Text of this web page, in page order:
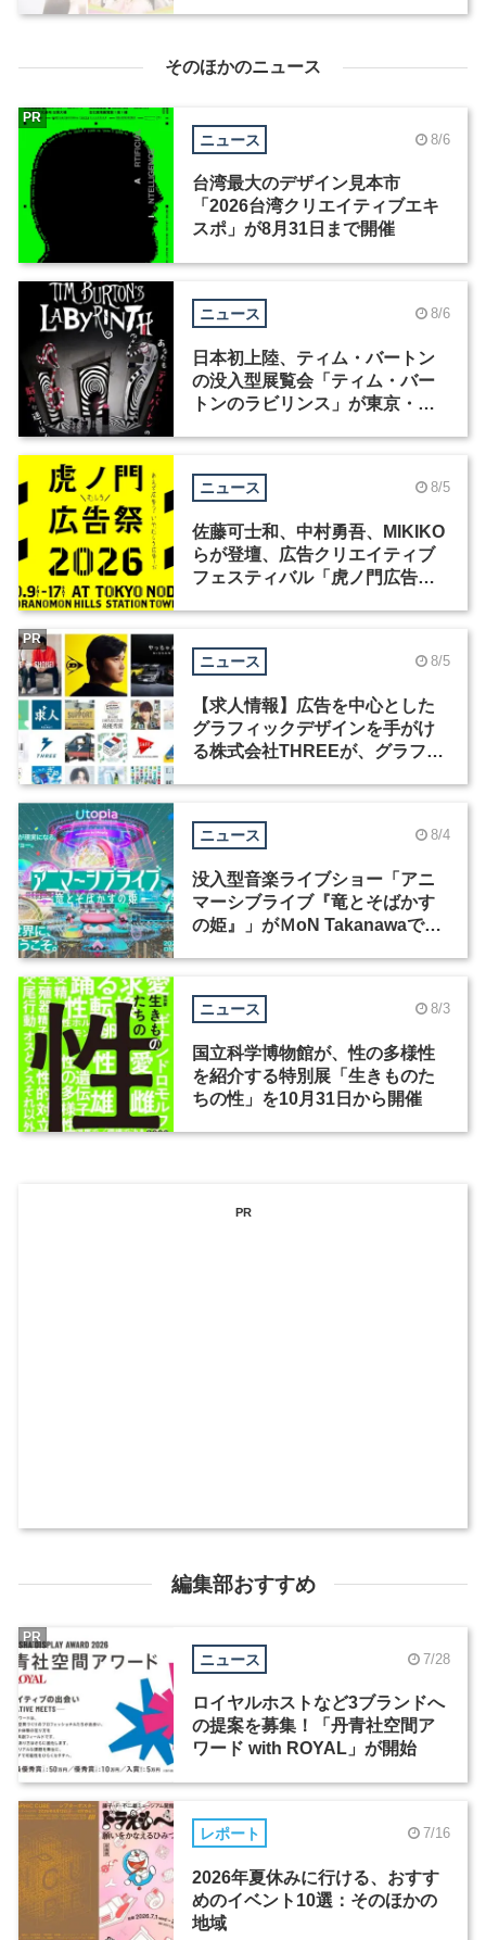
そのほかのニュース
ニュース 8/6
台湾最大のデザイン見本市
「2026台湾クリエイティブエキ
スポ」が8月31日まで開催
PR
ニュース 8/6
日本初上陸、ティム・バートン
の没入型展覧会「ティム・バー
トンのラビリンス」が東京・豊
ニュース 8/5
佐藤可士和、中村勇吾、MIKIKO
らが登壇、広告クリエイティブ
フェスティバル「虎ノ門広告
ニュース 8/5
【求人情報】広告を中心とした
グラフィックデザインを手がけ
る株式会社THREEが、グラフィ
PR
ニュース 8/4
没入型音楽ライブショー「アニ
マーシブライブ『竜とそばかす
の姫』」がＭoN Takanawaで開
ニュース 8/3
国立科学博物館が、性の多様性
を紹介する特別展「生きものた
ちの性」を10月31日から開催
PR
編集部おすすめ
ニュース 7/28
ロイヤルホストなど3ブランドへ
の提案を募集！「丹青社空間ア
ワード with ROYAL」が開始
PR
レポート 7/16
2026年夏休みに行ける、おすす
めのイベント10選：そのほかの
地域